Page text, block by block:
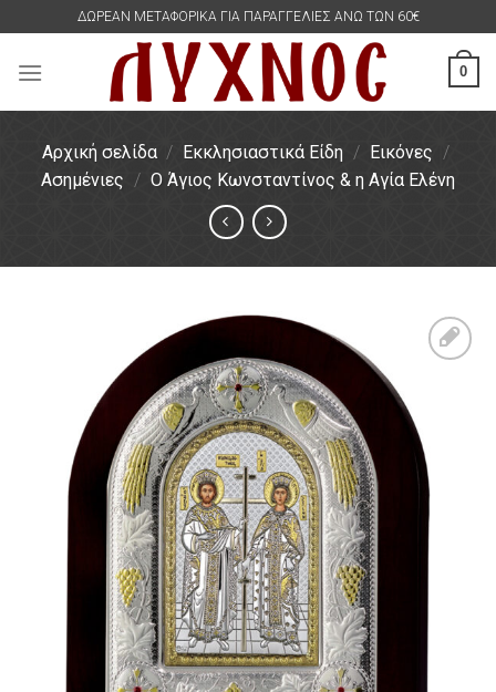
content
ΔΩΡΕΑΝ ΜΕΤΑΦΟΡΙΚΑ ΓΙΑ ΠΑΡΑΓΓΕΛΙΕΣ ΑΝΩ ΤΩΝ 60€
0
Αρχική σελίδα / Εκκλησιαστικά Είδη / Εικόνες /
Ασημένιες / Ο Άγιος Κωνσταντίνος & η Αγία Ελένη
λίστα
επιθυμιών